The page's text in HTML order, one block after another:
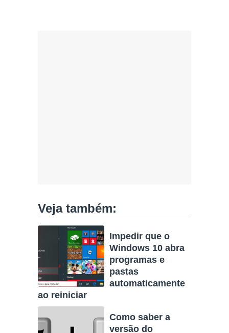
Veja também:
Impedir que o
Windows 10 abra
programas e
pastas
automaticamente
ao reiniciar
Como saber a
versão do